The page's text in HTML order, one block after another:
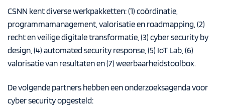
CSNN kent diverse werkpakketten: (1) coördinatie,
programmamanagement, valorisatie en roadmapping, (2)
recht en veilige digitale transformatie, (3) cyber security by
design, (4) automated security response, (5) IoT Lab, (6)
valorisatie van resultaten en (7) weerbaarheidstoolbox.
De volgende partners hebben een onderzoeksagenda voor
cyber security opgesteld: